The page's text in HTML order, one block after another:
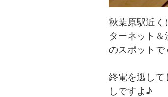
秋葉原駅近
ターネット
のスポットで
終電を逃し
しですよ♪